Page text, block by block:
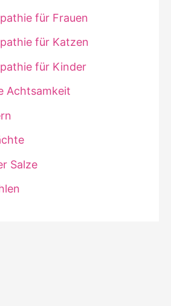
für Frauen
für Katzen
für Kinder
Achtsamkeit
Salze